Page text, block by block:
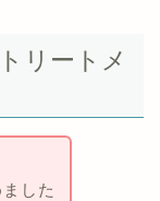
リートメ
した